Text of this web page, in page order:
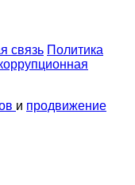
связь Политика
и продвижение